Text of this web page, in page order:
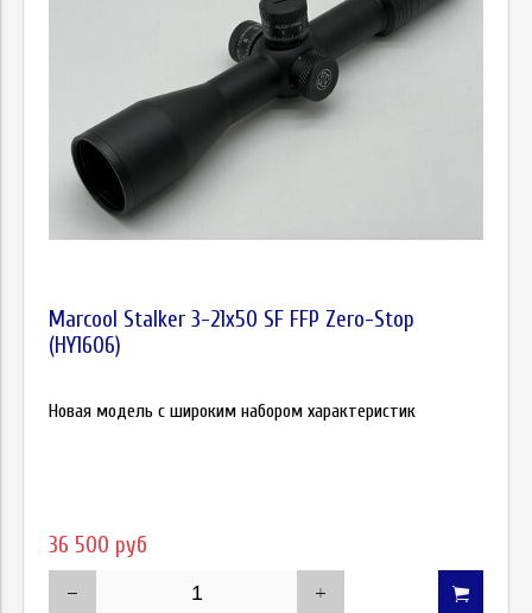
Marcool Stalker 3-21x50 SF FFP Zero-Stop
(HY1606)
Новая модель c широким набором характеристик
36 500 руб